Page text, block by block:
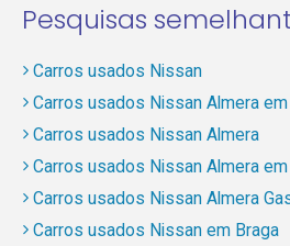
Pesquisas
Carros usados Nissan
Carros usados Nissan Almera em
Carros usados Nissan Almera
Carros usados Nissan Almera
Carros usados Nissan Almera
Carros usados Nissan em Braga